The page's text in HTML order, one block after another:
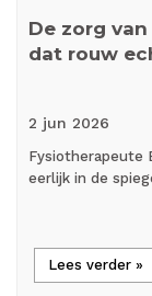
De zorg
dat rouw
2 jun 2026
Fysiotherapeute
eerlijk in de
Lees verder »